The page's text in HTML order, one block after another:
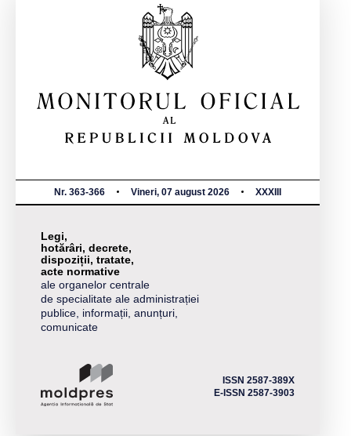
Nr. 363-366 Vineri, 07 august 2026 XXXIII
Legi,
hotărâri, decrete,
dispoziții, tratate,
acte normative
ale organelor centrale
de specialitate ale administrației
publice, informații, anunțuri,
comunicate
ISSN 2587-389X
E-ISSN 2587-3903